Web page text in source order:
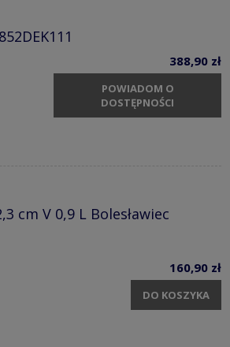
388,90 zł
POWIADOM O
DOSTĘPNOŚCI
cm V 0,9 L Bolesławiec
160,90 zł
DO KOSZYKA